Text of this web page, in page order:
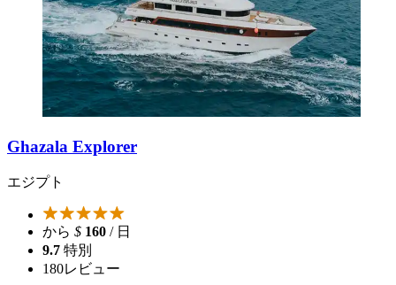
Ghazala Explorer
エジプト
から $ 160 / 日
9.7 特別
180レビュー